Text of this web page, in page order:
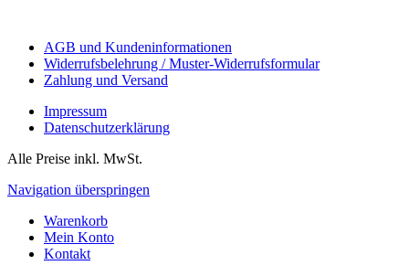
AGB und Kundeninformationen
Widerrufsbelehrung / Muster-Widerrufsformular
Zahlung und Versand
Impressum
Datenschutzerklärung
Alle Preise inkl. MwSt.
Navigation überspringen
Warenkorb
Mein Konto
Kontakt